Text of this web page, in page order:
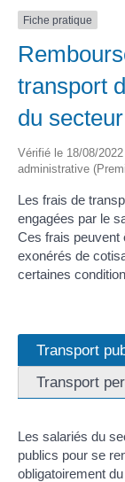
Fiche pratique
transport
du
Vérifié le 18/08/
administrative
Les frais de
engagées par le
Ces frais peuvent
exonérés de
certaines
Transport
Transport
Les salariés du
publics pour se
obligatoirement